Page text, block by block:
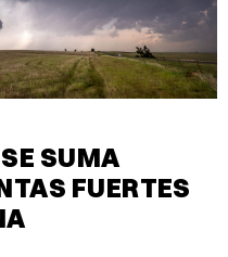
SUMA
FUERTES